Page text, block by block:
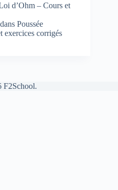
d’Ohm – Cours et
dans Poussée
exercices corrigés
F2School.